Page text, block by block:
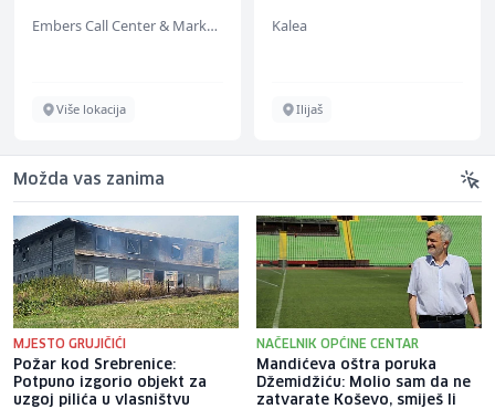
Embers Call Center & Marketing
Više lokacija
Kalea
Ilijaš
Možda vas zanima
MJESTO GRUJIČIĆI
Požar kod Srebrenice:
Potpuno izgorio objekt za
uzgoj pilića u vlasništvu
NAČELNIK OPĆINE CENTAR
Mandićeva oštra poruka
Džemidžiću: Molio sam da ne
zatvarate Koševo, smiješ li